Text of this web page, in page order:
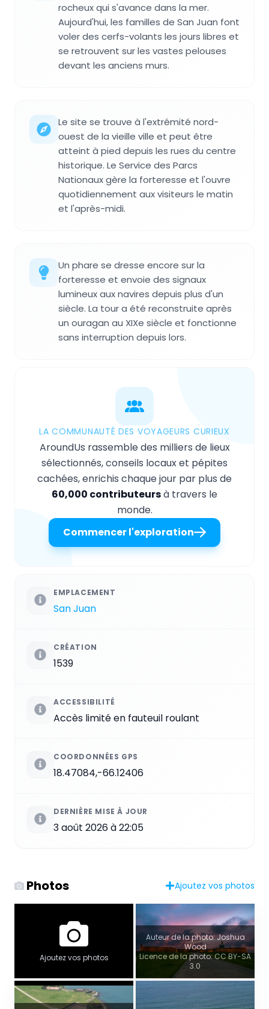
rocheux qui s'avance dans la mer.
Aujourd'hui, les familles de San Juan font
voler des cerfs-volants les jours libres et
se retrouvent sur les vastes pelouses
devant les anciens murs.
Le site se trouve à l'extrémité nord-
ouest de la vieille ville et peut être
atteint à pied depuis les rues du centre
historique. Le Service des Parcs
Nationaux gère la forteresse et l'ouvre
quotidiennement aux visiteurs le matin
et l'après-midi.
Un phare se dresse encore sur la
forteresse et envoie des signaux
lumineux aux navires depuis plus d'un
siècle. La tour a été reconstruite après
un ouragan au XIXe siècle et fonctionne
sans interruption depuis lors.
LA COMMUNAUTÉ DES VOYAGEURS CURIEUX
AroundUs rassemble des milliers de lieux
sélectionnés, conseils locaux et pépites
cachées, enrichis chaque jour par plus de
60,000 contributeursà travers le
monde.
Commencer l'exploration
EMPLACEMENT
San Juan
CRÉATION
1539
ACCESSIBILITÉ
Accès limité en fauteuil roulant
COORDONNÉES GPS
18.47084,-66.12406
DERNIÈRE MISE À JOUR
3 août 2026 à 22:05
Photos Ajoutez vos photos
Ajoutez vos photos
Auteur de la photo: Joshua
Wood
Licence de la photo: CC BY-SA
3.0